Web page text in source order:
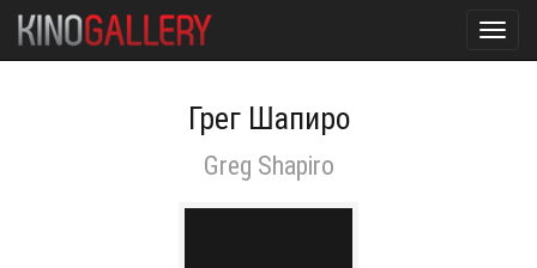
Грег Шапиро
Greg Shapiro